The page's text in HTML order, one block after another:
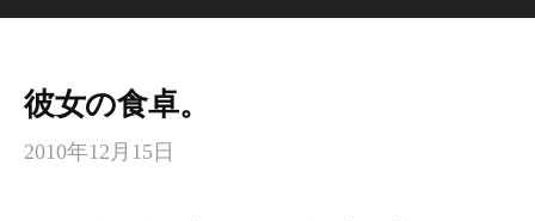
彼女の食卓。
2010年12月15日